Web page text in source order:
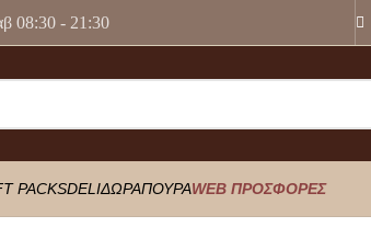
08:30 - 21:30
PACKSDELIΔΩΡΑΠΟΥΡΑWEB ΠΡΟΣΦΟΡΕΣ